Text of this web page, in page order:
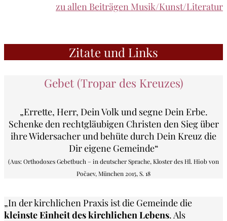
zu allen Beiträgen Musik/Kunst/Literatur
Zitate und Links
Gebet (Tropar des Kreuzes)
„Errette, Herr, Dein Volk und segne Dein Erbe.
Schenke den rechtgläubigen Christen den Sieg über
ihre Widersacher und behüte durch Dein Kreuz die
Dir eigene Gemeinde“
(Aus: Orthodoxes Gebetbuch – in deutscher Sprache, Kloster des Hl. Hiob von
Počaev, München 2015, S. 18
„In der kirchlichen Praxis ist die Gemeinde die
kleinste Einheit des kirchlichen Lebens. Als